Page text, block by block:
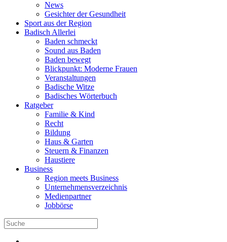
News
Gesichter der Gesundheit
Sport aus der Region
Badisch Allerlei
Baden schmeckt
Sound aus Baden
Baden bewegt
Blickpunkt: Moderne Frauen
Veranstaltungen
Badische Witze
Badisches Wörterbuch
Ratgeber
Familie & Kind
Recht
Bildung
Haus & Garten
Steuern & Finanzen
Haustiere
Business
Region meets Business
Unternehmensverzeichnis
Medienpartner
Jobbörse